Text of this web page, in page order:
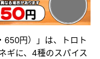
650円）」は、トロト
ギに、4種のスパイス